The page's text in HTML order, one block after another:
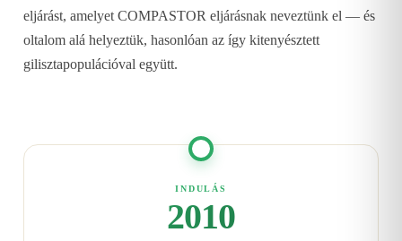
eljárást, amelyet COMPASTOR eljárásnak neveztünk el — és
oltalom alá helyeztük, hasonlóan az így kitenyésztett
gilisztapopulációval együtt.
INDULÁS
2010